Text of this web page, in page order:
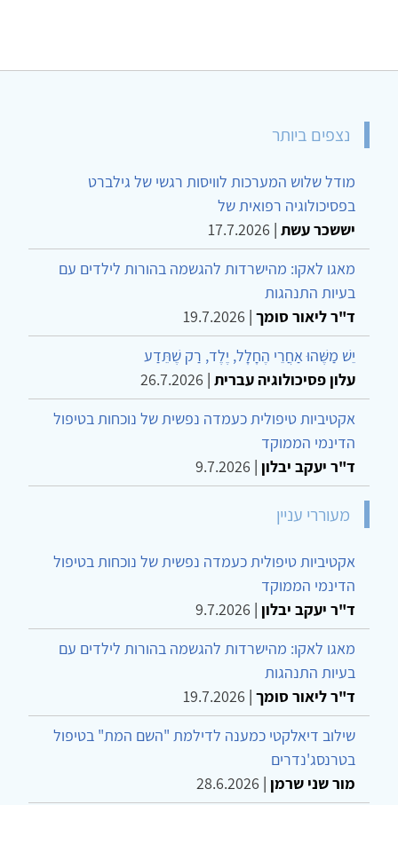
נצפים ביותר
מודל שלוש המערכות לוויסות רגשי של גילברט
בפסיכולוגיה רפואית של
יששכר עשת |
17.7.2026
מאגו לאקו: מהישרדות להגשמה בהורות לילדים עם
בעיות התנהגות
ד"ר ליאור סומך |
19.7.2026
יֵשׁ מַשֶּׁהוּ אַחֲרֵי הֶחָלָל, יֶלֶד, רַק שֶׁתֵּדַע
עלון פסיכולוגיה עברית |
26.7.2026
אקטיביות טיפולית כעמדה נפשית של נוכחות בטיפול
הדינמי הממוקד
ד"ר יעקב יבלון |
9.7.2026
מעוררי עניין
אקטיביות טיפולית כעמדה נפשית של נוכחות בטיפול
הדינמי הממוקד
ד"ר יעקב יבלון |
9.7.2026
מאגו לאקו: מהישרדות להגשמה בהורות לילדים עם
בעיות התנהגות
ד"ר ליאור סומך |
19.7.2026
שילוב דיאלקטי כמענה לדילמת "השם המת" בטיפול
בטרנסג'נדרים
מור שני שרמן |
28.6.2026